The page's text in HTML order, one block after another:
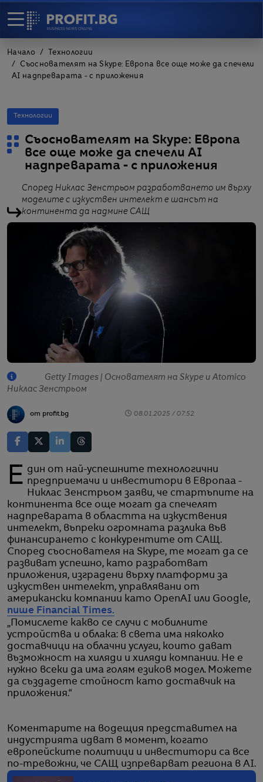
Начало
Технологии
Съоснователят на Skype: Европа все още може да спечели
AI надпреварата - с приложения
Технологии
Съоснователят на Skype: Европа
все още може да спечели AI
надпреварата - с приложения
Според Никлас Зенстрьом разработването им върху
моделите с изкуствен интелект е шансът на
континента да надмине САЩ
Getty Images | Oснователят на Skype и Аtomico
Никлас Зенстрьом
от profit.bg 08.01.2025 / 07:52
Един от най-успешните технологични предприемачи и инвеститори в Европаа -
Никлас Зенстрьом заяви, че стартъпите на
континента все още могат да спечелят
надпреварата в областта на изкуствения
интелект, въпреки огромната разлика във
финансирането с конкурентите от САЩ.
Според съоснователя на Skype, те могат да се
развиват успешно, като разработват
приложения, изградени върху платформи за
изкуствен интелект, управлявани от
американски компании като OpenAI или Google,
пише Financial Times.
„Помислете какво се случи с мобилните
устройства и облака: в света има няколко
доставчици на облачни услуги, които дават
възможност на хиляди и хиляди компании. Не е
нужно всеки да има голям езиков модел. Можете
да създадете стойност като доставчик на
приложения.“
Коментарите на водещия представител на
индустрията идват в момент, когато
европейските политици и инвеститори са все
по-тревожни, че САЩ изпреварват региона в AI.